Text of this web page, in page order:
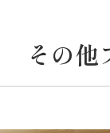
その他